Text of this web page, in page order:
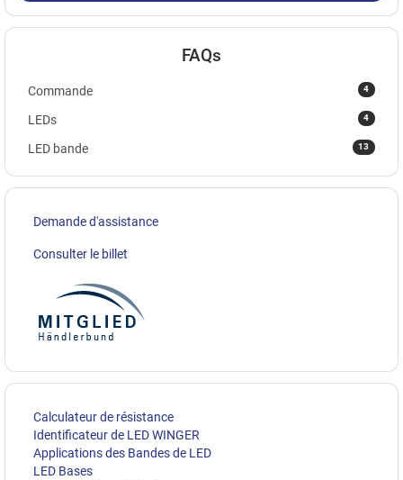
FAQs
4
Commande
4
LEDs
13
LED bande
Demande d'assistance
Consulter le billet
Calculateur de résistance
Identificateur de LED WINGER
Applications des Bandes de LED
LED Bases